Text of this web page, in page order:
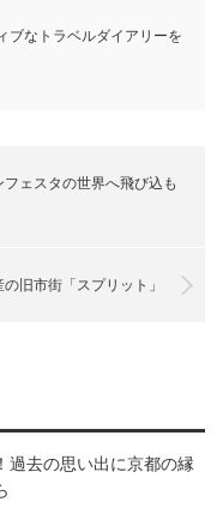
ブなトラベルダイアリーを
ェスタの世界へ飛び込も
旧市街「スプリット」
過去の思い出に京都の縁